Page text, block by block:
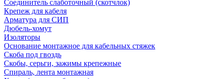
Соединитель слаботочный (скотчлок)
Крепеж для кабеля
Арматура для СИП
Дюбель-хомут
Изоляторы
Основание монтажное для кабельных стяжек
Скоба под гвоздь
Скобы, серьги, зажимы крепежные
Спираль, лента монтажная